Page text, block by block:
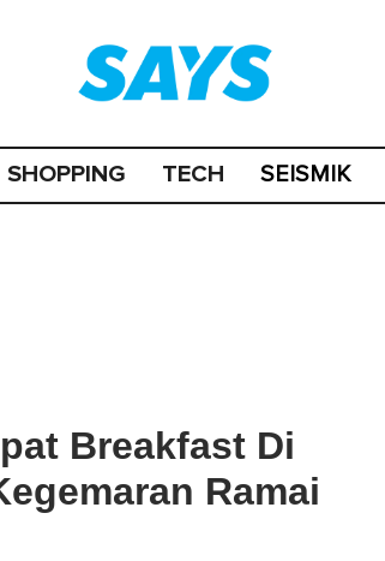
SHOPPING TECH SEISMIK
Breakfast Di
Ramai